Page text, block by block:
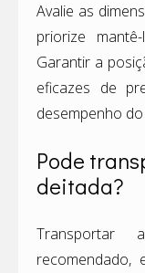
Avalie as
priorize
Garantir a
eficazes de
desempenho
Pode
deitada?
recomendado,